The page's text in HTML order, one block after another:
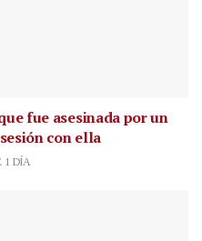
fue asesinada por un
con ella
1 DÍA